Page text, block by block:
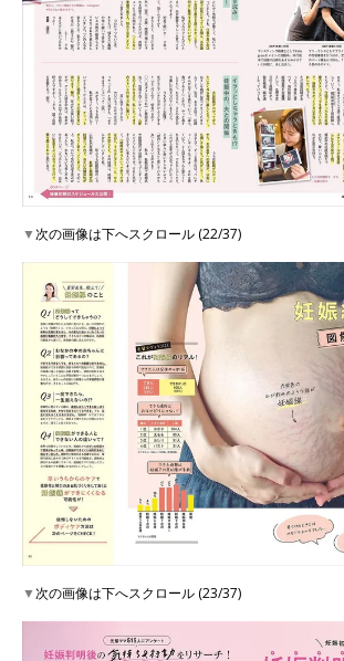
▼次の画像は下へスクロール (22/37)
▼次の画像は下へスクロール (23/37)